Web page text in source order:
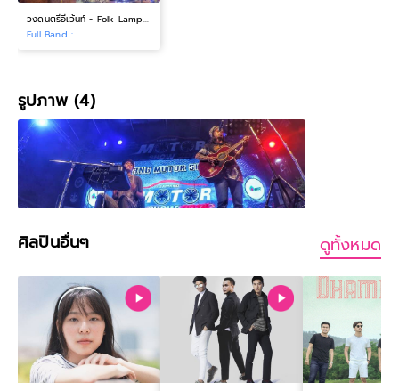
วงดนตรีอีเว้นท์ - Folk Lampang
Full Band :
รูปภาพ (4)
ศิลปินอื่นๆ ดูทั้งหมด